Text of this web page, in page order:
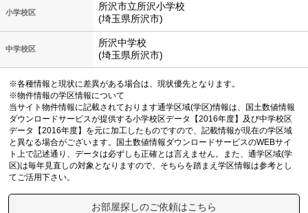
小学校区
所沢市立所沢小学校
(埼玉県所沢市)
中学校区
所沢中学校
(埼玉県所沢市)
※各種情報と現状に差異がある場合は、現状優先となります。
※物件情報の学区情報について
当サイト物件情報に記載されております通学区域(学区)情報は、国土数値情報
ダウンロードサービスが提供する小学校区データ【2016年度】及び中学校区
データ【2016年度】を元に加工したものですので、記載情報が現在の学区域
と異なる場合がございます。国土数値情報ダウンロードサービスのWEBサイ
ト上で記述通り、データは必ずしも正確とは言えません。また、通学区域(学
区)は毎年見直しの対象となりますので、そちらを踏まえ学区情報は参考とし
てご活用下さい。
お部屋探しのご依頼はこちら